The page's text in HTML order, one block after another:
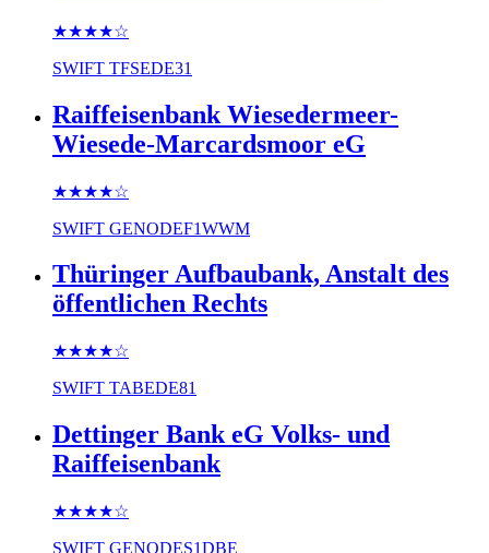
★★★★☆
SWIFT TFSEDE31
Raiffeisenbank Wiesedermeer-
Wiesede-Marcardsmoor eG
★★★★☆
SWIFT GENODEF1WWM
Thüringer Aufbaubank, Anstalt des
öffentlichen Rechts
★★★★☆
SWIFT TABEDE81
Dettinger Bank eG Volks- und
Raiffeisenbank
★★★★☆
SWIFT GENODES1DBE